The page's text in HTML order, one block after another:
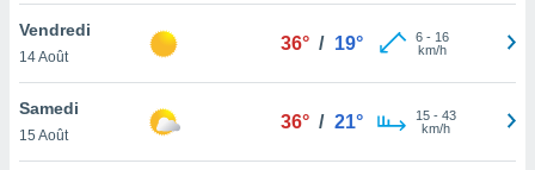
ainsi
un
la
du
Vendredi
14 Août
36° / 19° 6- 16
km/h
Samedi
15 Août
36° / 21° 15- 43
km/h